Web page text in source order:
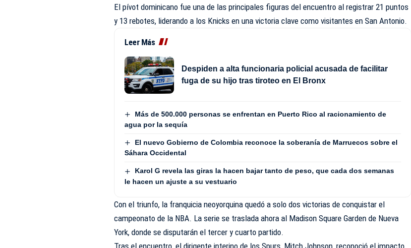
El pívot dominicano fue una de las principales figuras del encuentro al registrar 21 puntos
y 13 rebotes, liderando a los Knicks en una victoria clave como visitantes en San Antonio.
Leer Más
Despiden a alta funcionaria policial acusada de facilitar
fuga de su hijo tras tiroteo en El Bronx
Más de 500.000 personas se enfrentan en Puerto Rico al racionamiento de
agua por la sequía
El nuevo Gobierno de Colombia reconoce la soberanía de Marruecos sobre el
Sáhara Occidental
Karol G revela las giras la hacen bajar tanto de peso, que cada dos semanas
le hacen un ajuste a su vestuario
Con el triunfo, la franquicia neoyorquina quedó a solo dos victorias de conquistar el
campeonato de la NBA. La serie se traslada ahora al Madison Square Garden de Nueva
York, donde se disputarán el tercer y cuarto partido.
Tras el encuentro, el dirigente interino de los Spurs, Mitch Johnson, reconoció el impacto